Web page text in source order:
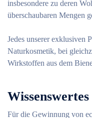
insbesondere zu deren
überschaubaren Mengen
Jedes unserer exklusiven
Naturkosmetik, bei
Wirkstoffen aus dem
Wissenswertes
Für die Gewinnung von